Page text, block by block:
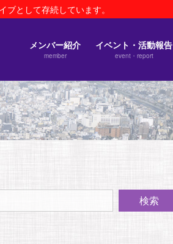
として存続しています。
メンバー紹介
member
イベント・活動報告
event・report